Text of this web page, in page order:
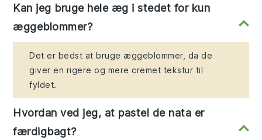
Kan jeg bruge hele æg i stedet for kun
æggeblommer?
Det er bedst at bruge æggeblommer, da de
giver en rigere og mere cremet tekstur til
fyldet.
Hvordan ved jeg, at pastel de nata er
færdigbagt?